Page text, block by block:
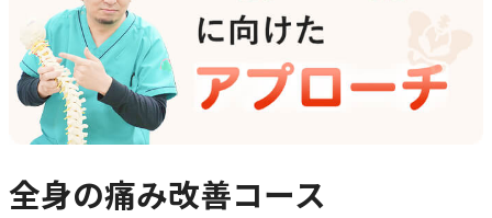
全身の痛み改善コース